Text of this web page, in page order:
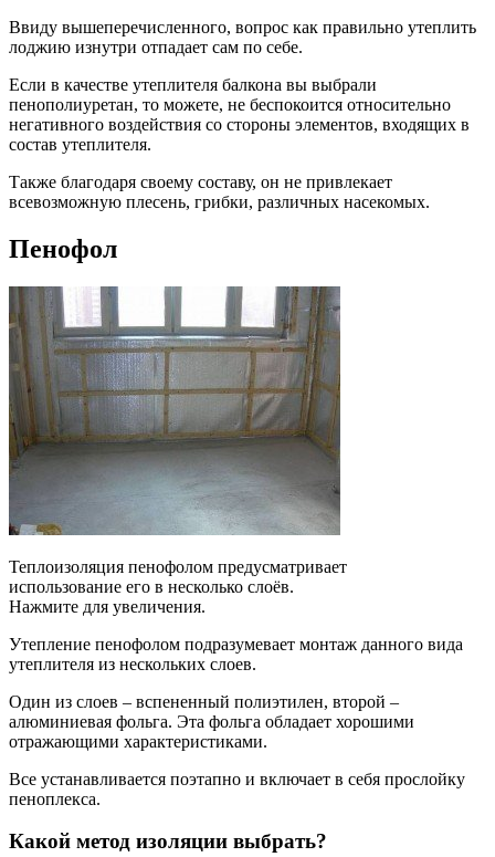
Ввиду вышеперечисленного, вопрос как правильно утеплить
лоджию изнутри отпадает сам по себе.
Если в качестве утеплителя балкона вы выбрали
пенополиуретан, то можете, не беспокоится относительно
негативного воздействия со стороны элементов, входящих в
состав утеплителя.
Также благодаря своему составу, он не привлекает
всевозможную плесень, грибки, различных насекомых.
Пенофол
Теплоизоляция пенофолом предусматривает
использование его в несколько слоёв.
Нажмите для увеличения.
Утепление пенофолом подразумевает монтаж данного вида
утеплителя из нескольких слоев.
Один из слоев – вспененный полиэтилен, второй –
алюминиевая фольга. Эта фольга обладает хорошими
отражающими характеристиками.
Все устанавливается поэтапно и включает в себя прослойку
пеноплекса.
Какой метод изоляции выбрать?